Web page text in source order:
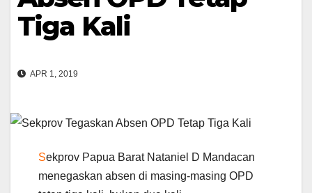
Tiga Kali
APR 1, 2019
Sekprov Papua Barat Nataniel D Mandacan
menegaskan absen di masing-masing OPD